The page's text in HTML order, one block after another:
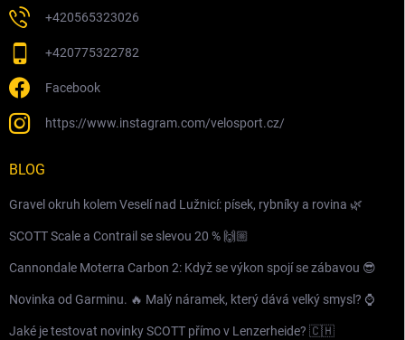
+420565323026
+420775322782
Facebook
https://www.instagram.com/velosport.cz/
BLOG
Gravel okruh kolem Veselí nad Lužnicí: písek, rybníky a rovina 🌿
SCOTT Scale a Contrail se slevou 20 % 🙌🏼
Cannondale Moterra Carbon 2: Když se výkon spojí se zábavou 😎
Novinka od Garminu. 🔥 Malý náramek, který dává velký smysl? ⌚️
Jaké je testovat novinky SCOTT přímo v Lenzerheide? 🇨🇭